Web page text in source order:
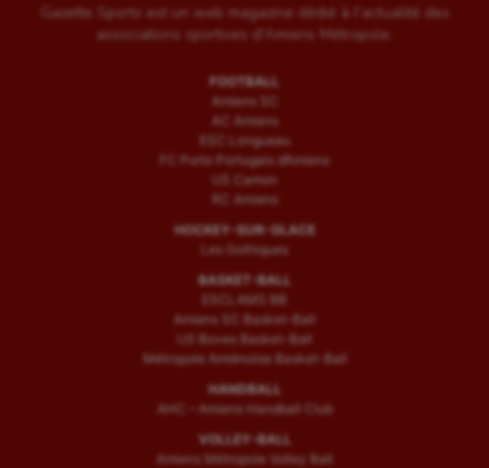
Pétanque
Randonnée / Marche
Sarbacane
Sport adapté
Sport handicap
Sport-entreprise
Gazette Sports est un web magazine dédié à l'actualité des
associations sportives d'Amiens Métropole.
FOOTBALL
Amiens SC
AC Amiens
ESC Longueau
FC Porto Portugais d’Amiens
US Camon
RC Amiens
HOCKEY-SUR-GLACE
Les Gothiques
BASKET-BALL
ESCLAMS BB
Amiens SC Basket-Ball
US Boves Basket-Ball
Métropole Amiénoise Basket-Ball
HANDBALL
AHC – Amiens Handball Club
VOLLEY-BALL
Amiens Métropole Volley Ball